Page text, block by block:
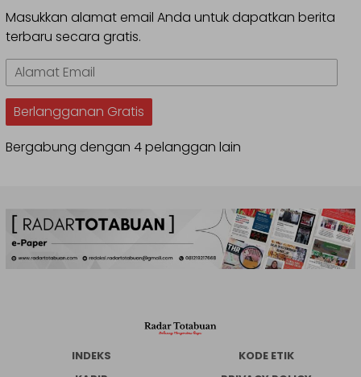
Masukkan alamat email Anda untuk dapatkan berita
terbaru secara gratis.
Alamat
Email
Berlangganan Gratis
Bergabung dengan 4 pelanggan lain
INDEKS
KODE ETIK